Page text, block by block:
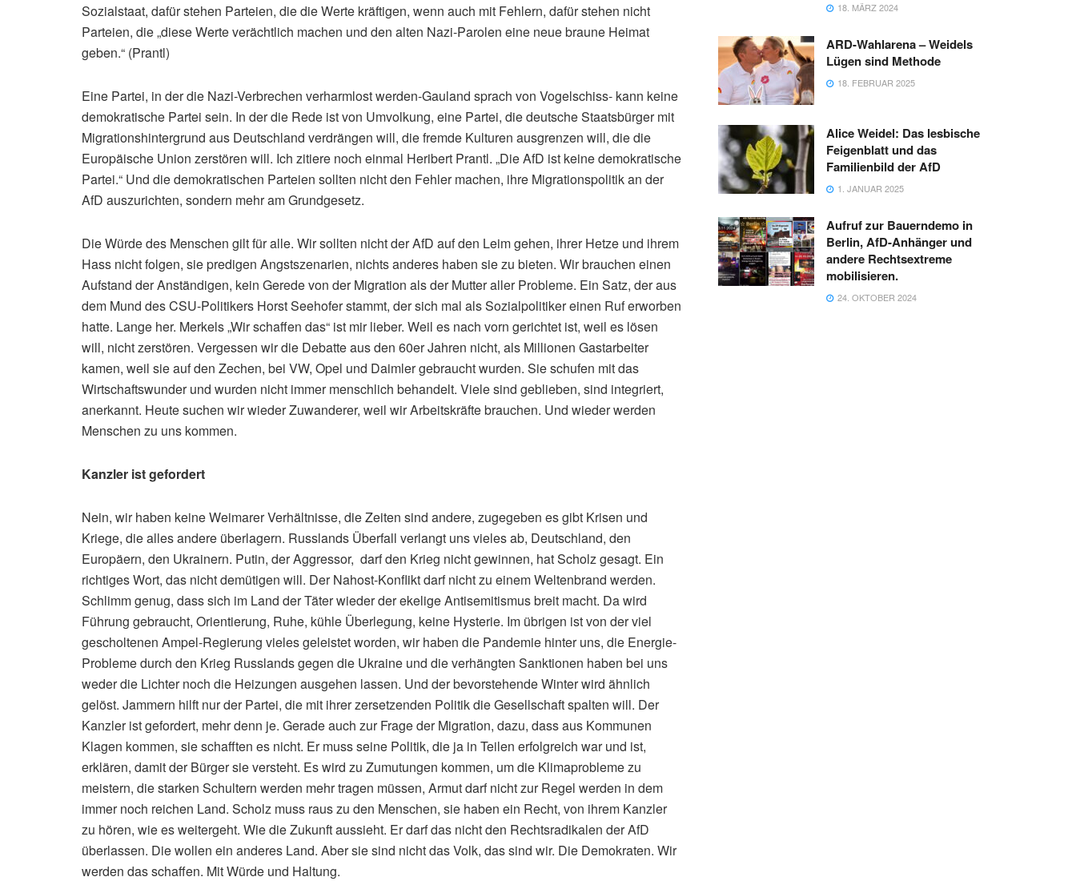
Sozialstaat, dafür stehen Parteien, die die Werte kräftigen, wenn auch mit Fehlern, dafür stehen nicht
Parteien, die „diese Werte verächtlich machen und den alten Nazi-Parolen eine neue braune Heimat
geben.“ (Prantl)
Eine Partei, in der die Nazi-Verbrechen verharmlost werden-Gauland sprach von Vogelschiss- kann keine
demokratische Partei sein. In der die Rede ist von Umvolkung, eine Partei, die deutsche Staatsbürger mit
Migrationshintergrund aus Deutschland verdrängen will, die fremde Kulturen ausgrenzen will, die die
Europäische Union zerstören will. Ich zitiere noch einmal Heribert Prantl. „Die AfD ist keine demokratische
Partei.“ Und die demokratischen Parteien sollten nicht den Fehler machen, ihre Migrationspolitik an der
AfD auszurichten, sondern mehr am Grundgesetz.
Die Würde des Menschen gilt für alle. Wir sollten nicht der AfD auf den Leim gehen, ihrer Hetze und ihrem
Hass nicht folgen, sie predigen Angstszenarien, nichts anderes haben sie zu bieten. Wir brauchen einen
Aufstand der Anständigen, kein Gerede von der Migration als der Mutter aller Probleme. Ein Satz, der aus
dem Mund des CSU-Politikers Horst Seehofer stammt, der sich mal als Sozialpolitiker einen Ruf erworben
hatte. Lange her. Merkels „Wir schaffen das“ ist mir lieber. Weil es nach vorn gerichtet ist, weil es lösen
will, nicht zerstören. Vergessen wir die Debatte aus den 60er Jahren nicht, als Millionen Gastarbeiter
kamen, weil sie auf den Zechen, bei VW, Opel und Daimler gebraucht wurden. Sie schufen mit das
Wirtschaftswunder und wurden nicht immer menschlich behandelt. Viele sind geblieben, sind integriert,
anerkannt. Heute suchen wir wieder Zuwanderer, weil wir Arbeitskräfte brauchen. Und wieder werden
Menschen zu uns kommen.
Kanzler ist gefordert
Nein, wir haben keine Weimarer Verhältnisse, die Zeiten sind andere, zugegeben es gibt Krisen und
Kriege, die alles andere überlagern. Russlands Überfall verlangt uns vieles ab, Deutschland, den
Europäern, den Ukrainern. Putin, der Aggressor, darf den Krieg nicht gewinnen, hat Scholz gesagt. Ein
richtiges Wort, das nicht demütigen will. Der Nahost-Konflikt darf nicht zu einem Weltenbrand werden.
Schlimm genug, dass sich im Land der Täter wieder der ekelige Antisemitismus breit macht. Da wird
Führung gebraucht, Orientierung, Ruhe, kühle Überlegung, keine Hysterie. Im übrigen ist von der viel
gescholtenen Ampel-Regierung vieles geleistet worden, wir haben die Pandemie hinter uns, die Energie-
Probleme durch den Krieg Russlands gegen die Ukraine und die verhängten Sanktionen haben bei uns
weder die Lichter noch die Heizungen ausgehen lassen. Und der bevorstehende Winter wird ähnlich
gelöst. Jammern hilft nur der Partei, die mit ihrer zersetzenden Politik die Gesellschaft spalten will. Der
Kanzler ist gefordert, mehr denn je. Gerade auch zur Frage der Migration, dazu, dass aus Kommunen
Klagen kommen, sie schafften es nicht. Er muss seine Politik, die ja in Teilen erfolgreich war und ist,
erklären, damit der Bürger sie versteht. Es wird zu Zumutungen kommen, um die Klimaprobleme zu
meistern, die starken Schultern werden mehr tragen müssen, Armut darf nicht zur Regel werden in dem
immer noch reichen Land. Scholz muss raus zu den Menschen, sie haben ein Recht, von ihrem Kanzler
zu hören, wie es weitergeht. Wie die Zukunft aussieht. Er darf das nicht den Rechtsradikalen der AfD
überlassen. Die wollen ein anderes Land. Aber sie sind nicht das Volk, das sind wir. Die Demokraten. Wir
werden das schaffen. Mit Würde und Haltung.
18. MÄRZ 2024
ARD-Wahlarena – Weidels
Lügen sind Methode
18. FEBRUAR 2025
Alice Weidel: Das lesbische
Feigenblatt und das
Familienbild der AfD
1. JANUAR 2025
Aufruf zur Bauerndemo in
Berlin, AfD-Anhänger und
andere Rechtsextreme
mobilisieren.
24. OKTOBER 2024